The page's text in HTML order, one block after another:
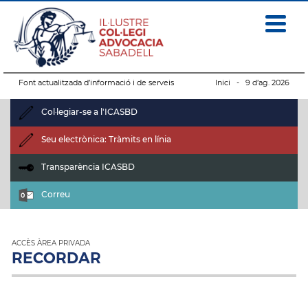
Font actualitzada d’informació i de serveis Inici - 9 d’ag. 2026
Col·legiar-se a l'ICASBD
Seu electrònica: Tràmits en línia
Transparència ICASBD
Correu
ACCÈS ÀREA PRIVADA
RECORDAR